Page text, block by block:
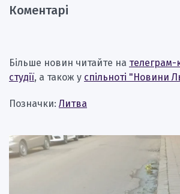
Коментарі
Більше новин читайте на телеграм-
студії, а також у спільноті "Новини
Позначки: Литва